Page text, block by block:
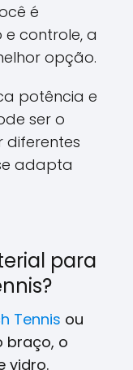
é
controle, a
opção.
potência e
ser o
diferentes
adapta
para
Tennis ou
braço, o
vidro.